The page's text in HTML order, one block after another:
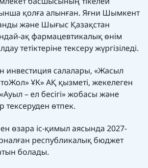
қолға алынған. Яғни Шымкент
және Шығыс Қазақстан
ақ фармацевтикалық өнім
тетіктеріне тексеру жүргізіледі.
инвестиция салалары, «Жасыл
ҰК» АҚ қызметі, жекелеген
– ел бесігі» жобасы және
тексеруден өтпек.
өзара іс-қимыл аясында 2027-
республикалық бюджет
болады.